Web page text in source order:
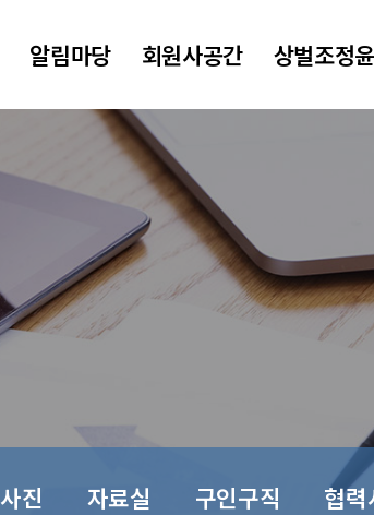
알림마당 회원사공간 상벌조정
진 자료실 구인구직 협